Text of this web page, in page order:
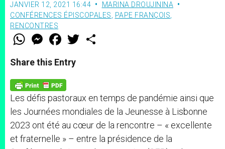
JANVIER 12, 2021 16:44
MARINA DROUJININA
CONFÉRENCES ÉPISCOPALES
PAPE FRANÇOIS
RENCONTRES
W
t
s
p
p
M
e
s
e
g
e
r
F
a
e
b
o
k
w
Share this Entry
Les défis pastoraux en temps de pandémie ainsi que
les Journées mondiales de la Jeunesse à Lisbonne
2023 ont été au cœur de la rencontre – « excellente
et fraternelle » – entre la présidence de la